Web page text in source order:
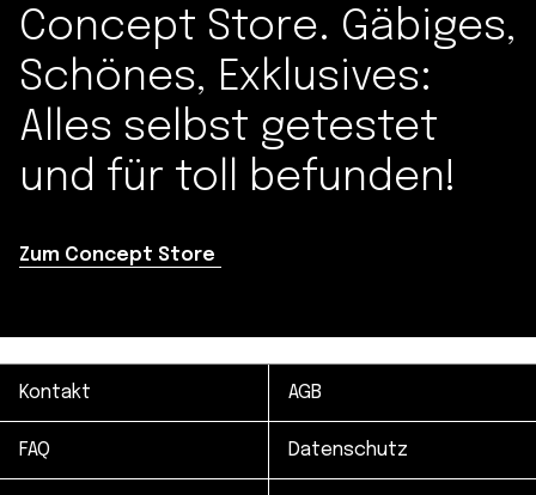
Concept Store. Gäbiges,
Schönes, Exklusives:
Alles selbst getestet
und für toll befunden!
Zum Concept Store
Kontakt AGB
FAQ Datenschutz